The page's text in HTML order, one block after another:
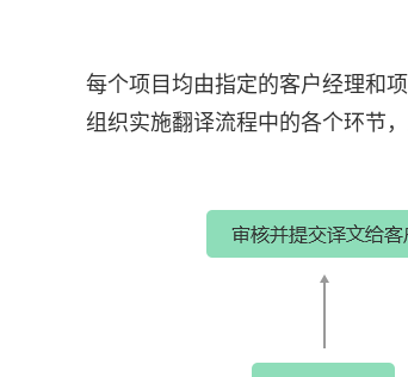
每个项目均由指定的客户经理和
组织实施翻译流程中的各个环节